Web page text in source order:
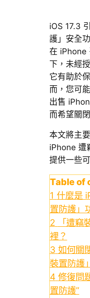
iOS 17.3
護」安全
在 iPhone
下，未經
它有助於
而，您可
出售
而希望關
本文將主
iPhone 遭
提供一些
Table of
1 什麼是
置防護」
2
「遭竊
裡？
3 如何關
裝置防護
4 修復問
置防護”